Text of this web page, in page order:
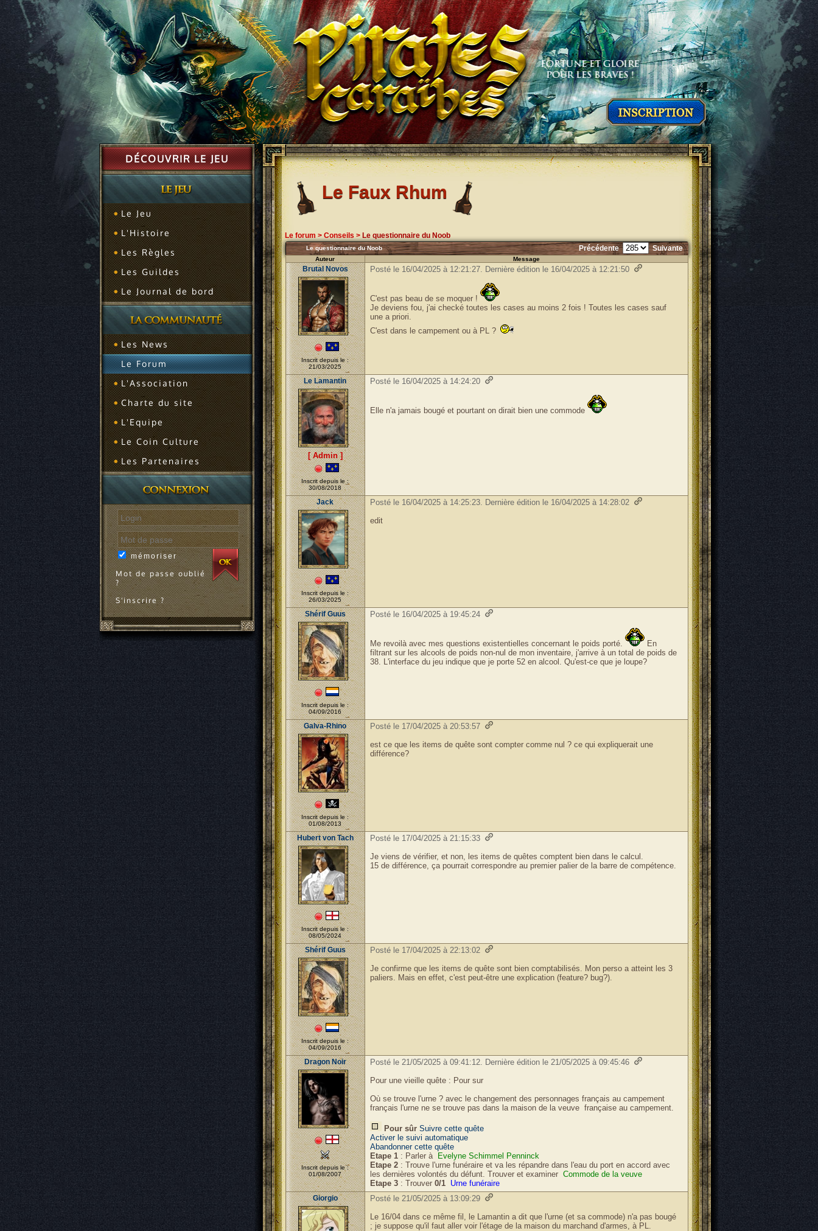
DÉCOUVRIR LE JEU
Le Jeu
L'Histoire
Les Règles
Les Guildes
Le Journal de bord
Les News
Le Forum
L'Association
Charte du site
L'Equipe
Le Coin Culture
Les Partenaires
mémoriser
Mot de passe oublié
?
S'inscrire ?
Le Faux Rhum
Le forum > Conseils > Le questionnaire du Noob
Le questionnaire du Noob Précédente Suivante
Auteur Message
Brutal Novos
Inscrit depuis le :
21/03/2025
Posté le 16/04/2025 à 12:21:27. Dernière édition le 16/04/2025 à 12:21:50
C'est pas beau de se moquer !
Je deviens fou, j'ai checké toutes les cases au moins 2 fois ! Toutes les cases sauf
une a priori.
C'est dans le campement ou à PL ?
Le Lamantin
[ Admin ]
Inscrit depuis le :
30/08/2018
Posté le 16/04/2025 à 14:24:20
Elle n'a jamais bougé et pourtant on dirait bien une commode
Jack
Inscrit depuis le :
26/03/2025
Posté le 16/04/2025 à 14:25:23. Dernière édition le 16/04/2025 à 14:28:02
edit
Shérif Guus
Inscrit depuis le :
04/09/2016
Posté le 16/04/2025 à 19:45:24
Me revoilà avec mes questions existentielles concernant le poids porté.
En
filtrant sur les alcools de poids non-nul de mon inventaire, j'arrive à un total de poids de
38. L'interface du jeu indique que je porte 52 en alcool. Qu'est-ce que je loupe?
Galva-Rhino
Inscrit depuis le :
01/08/2013
Posté le 17/04/2025 à 20:53:57
est ce que les items de quête sont compter comme nul ? ce qui expliquerait une
différence?
Hubert von Tach
Inscrit depuis le :
08/05/2024
Posté le 17/04/2025 à 21:15:33
Je viens de vérifier, et non, les items de quêtes comptent bien dans le calcul.
15 de différence, ça pourrait correspondre au premier palier de la barre de compétence.
Shérif Guus
Inscrit depuis le :
04/09/2016
Posté le 17/04/2025 à 22:13:02
Je confirme que les items de quête sont bien comptabilisés. Mon perso a atteint les 3
paliers. Mais en effet, c'est peut-être une explication (feature? bug?).
Dragon Noir
Inscrit depuis le :
01/08/2007
Posté le 21/05/2025 à 09:41:12. Dernière édition le 21/05/2025 à 09:45:46
Pour une vieille quête : Pour sur
Où se trouve l'urne ? avec le changement des personnages français au campement
français l'urne ne se trouve pas dans la maison de la veuve française au campement.
Pour sûr Suivre cette quête
Activer le suivi automatique
Abandonner cette quête
Etape 1: Parler à Evelyne Schimmel Penninck
Etape 2: Trouve l'urne funéraire et va les répandre dans l'eau du port en accord avec
les dernières volontés du défunt. Trouver et examiner Commode de la veuve
Etape 3: Trouver 0/1 Urne funéraire
Giorgio
Posté le 21/05/2025 à 13:09:29
Le 16/04 dans ce même fil, le Lamantin a dit que l'urne (et sa commode) n'a pas bougé
; je suppose qu'il faut aller voir l'étage de la maison du marchand d'armes, à PL.